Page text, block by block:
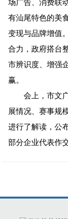
场广告、消费联
有汕尾特色的美
变现与品牌增值
合力，政府搭台
市辨识度、增强
赢。
会上，市文广
展情况、赛事规
进行了解读，公
部分企业代表作